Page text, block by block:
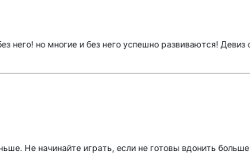
него! но многие и без него успешно развиваются!
Не начинайте играть, если не готовы вдонить больше